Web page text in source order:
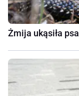
Żmija ukąsiła